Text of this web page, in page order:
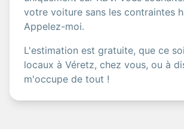
votre voiture sans les contraintes
Appelez-moi.
L'estimation est gratuite, que ce
locaux à Véretz, chez vous, ou à
m'occupe de tout !